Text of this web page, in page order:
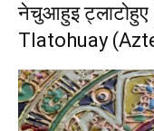
नेचुआहुइ ट्लाटोहुए
Tlatohuay